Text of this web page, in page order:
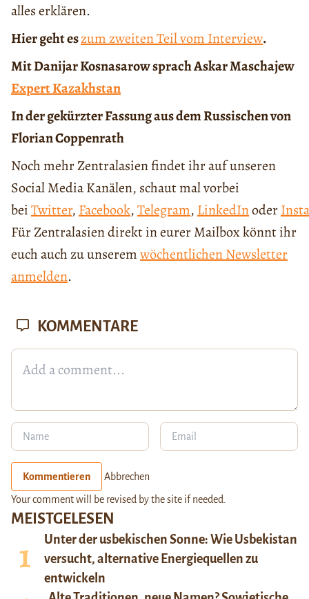
alles erklären.
Hier geht eszum zweiten Teil vom Interview.
Mit Danijar Kosnasarow sprach Askar Maschajew
Expert Kazakhstan
In der gekürzter Fassung aus dem Russischen von
Florian Coppenrath
Noch mehr Zentralasien findet ihr auf unseren
Social Media Kanälen, schaut mal vorbei
beiTwitter, Facebook,Telegram, LinkedInoder
Für Zentralasien direkt in eurer Mailbox könnt ihr
euch auch zu unseremwöchentlichen Newsletter
anmelden.
MEISTGELESEN
Unter der usbekischen Sonne: Wie Usbekistan
versucht, alternative Energiequellen zu
entwickeln
KOMMENTARE
Kommentieren Abbrechen
Your comment will be revised by the site if needed.